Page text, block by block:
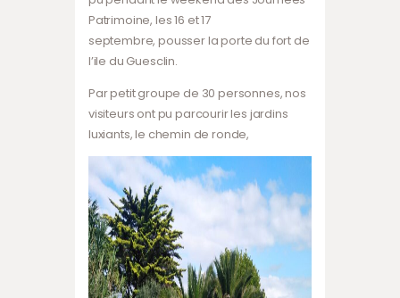
Patrimoine, les 16 et 17
septembre, pousser la porte du fort de
l’ile du Guesclin.
Par petit groupe de 30 personnes, nos
visiteurs ont pu parcourir les jardins
luxiants, le chemin de ronde,